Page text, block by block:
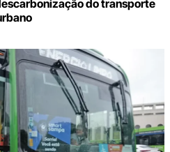
do transporte